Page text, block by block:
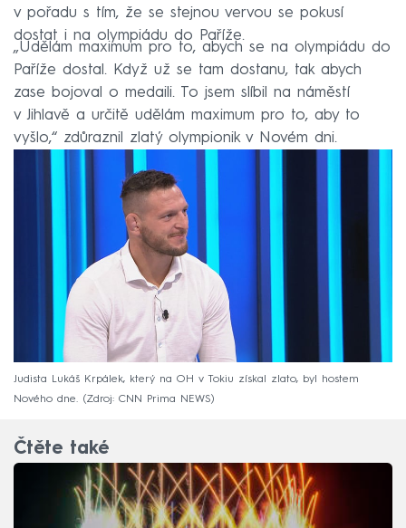
v pořadu s tím, že se stejnou vervou se pokusí
dostat i na olympiádu do Paříže.
„Udělám maximum pro to, abych se na olympiádu do
Paříže dostal. Když už se tam dostanu, tak abych
zase bojoval o medaili. To jsem slíbil na náměstí
v Jihlavě a určitě udělám maximum pro to, aby to
vyšlo,“ zdůraznil zlatý olympionik v Novém dni.
Judista Lukáš Krpálek, který na OH v Tokiu získal zlato, byl hostem
Nového dne.
Zdroj: CNN Prima NEWS
Čtěte také